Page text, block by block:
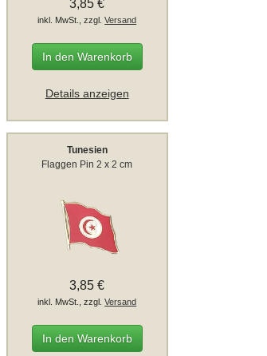
3,85 €
inkl. MwSt., zzgl.Versand
In den Warenkorb
Details anzeigen
Tunesien
Flaggen Pin 2 x 2 cm
3,85 €
inkl. MwSt., zzgl.Versand
In den Warenkorb